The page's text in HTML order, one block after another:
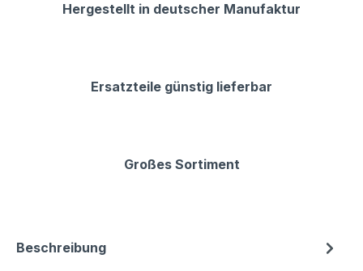
Hergestellt in deutscher Manufaktur
Ersatzteile günstig lieferbar
Großes Sortiment
Beschreibung